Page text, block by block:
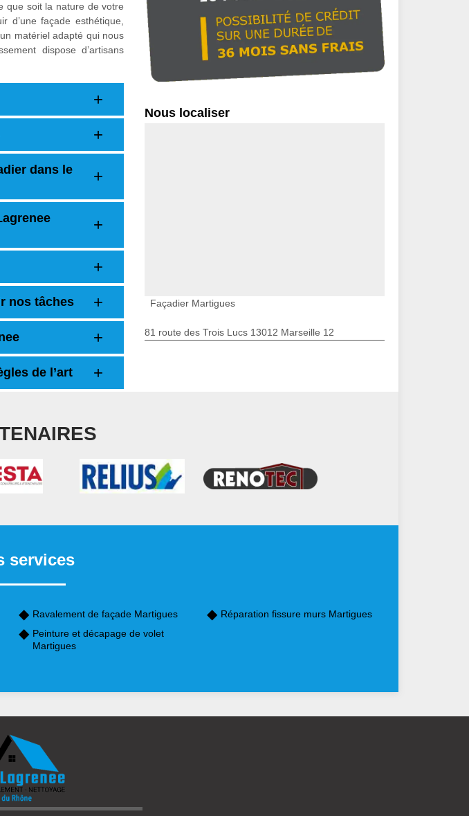
que soit la nature de votre
d’une façade esthétique,
matériel adapté qui nous
dispose d’artisans
dans le
nos tâches
de l’art
Nous localiser
Façadier Martigues
81 route des Trois Lucs 13012 Marseille 12
services
Ravalement de façade Martigues
Peinture et décapage de volet
Martigues
Réparation fissure murs Martigues